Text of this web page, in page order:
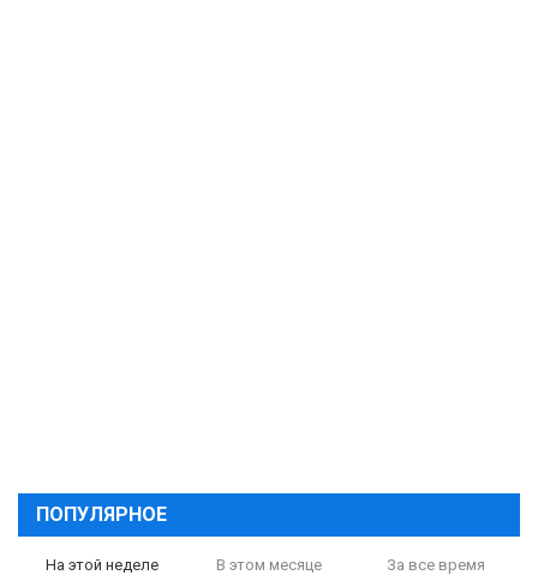
ПОПУЛЯРНОЕ
На этой неделе В этом месяце За все время